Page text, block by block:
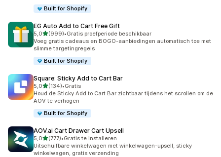
Built for Shopify
EG Auto Add to Cart Free Gift
5,0van 5 sterren
(999)
999 recensies in totaal
•Gratis proefperiode beschikbaar
Voeg gratis cadeaus en BOGO-aanbiedingen automatisch toe met
slimme targetingregels
Built for Shopify
Square: Sticky Add to Cart Bar
5,0van 5 sterren
(134)
134 recensies in totaal
•Gratis
Houd de Sticky Add to Cart Bar zichtbaar tijdens het scrollen om de
AOV te verhogen
Built for Shopify
AOV.ai Cart Drawer Cart Upsell
5,0van 5 sterren
(777)
777 recensies in totaal
•Gratis te installeren
Uitschuifbare winkelwagen met winkelwagen-upsell, sticky
winkelwagen, gratis verzending